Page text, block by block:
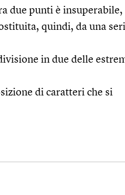
due punti è insuperabile,
quindi, da una
in due delle
di caratteri che si